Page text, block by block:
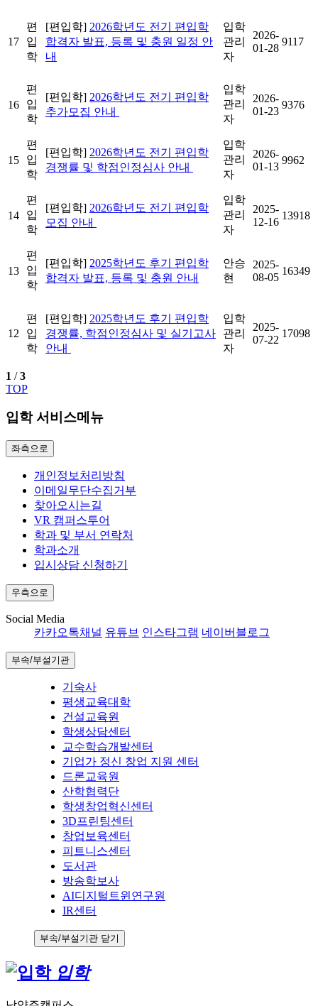
17
편
입
학
[편입학] 2026학년도 전기 편입학
합격자 발표, 등록 및 충원 일정 안
내
입학
관리
자
2026-
01-28
9117
16
편
입
학
[편입학] 2026학년도 전기 편입학
추가모집 안내
입학
관리
자
2026-
01-23
9376
15
편
입
학
[편입학] 2026학년도 전기 편입학
경쟁률 및 학점인정심사 안내
입학
관리
자
2026-
01-13
9962
14
편
입
학
[편입학] 2026학년도 전기 편입학
모집 안내
입학
관리
자
2025-
12-16
13918
13
편
입
학
[편입학] 2025학년도 후기 편입학
합격자 발표, 등록 및 충원 안내
안승
현
2025-
08-05
16349
12
편
입
학
[편입학] 2025학년도 후기 편입학
경쟁률, 학점인정심사 및 실기고사
안내
입학
관리
자
2025-
07-22
17098
1 /3
TOP
입학 서비스메뉴
좌측으로
개인정보처리방침
이메일무단수집거부
찾아오시는길
VR 캠퍼스투어
학과 및 부서 연락처
학과소개
입시상담 신청하기
우측으로
Social Media
카카오톡채널 유튜브 인스타그램 네이버블로그
부속/부설기관
기숙사
평생교육대학
건설교육원
학생상담센터
교수학습개발센터
기업가 정신 창업 지원 센터
드론교육원
산학협력단
학생창업혁신센터
3D프린팅센터
창업보육센터
피트니스센터
도서관
방송학보사
AI디지털트윈연구원
IR센터
부속/부설기관 닫기
입학